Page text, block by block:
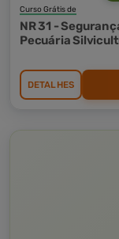
Curso Grátis de
NR 31 -
Pecuária
DETALHES